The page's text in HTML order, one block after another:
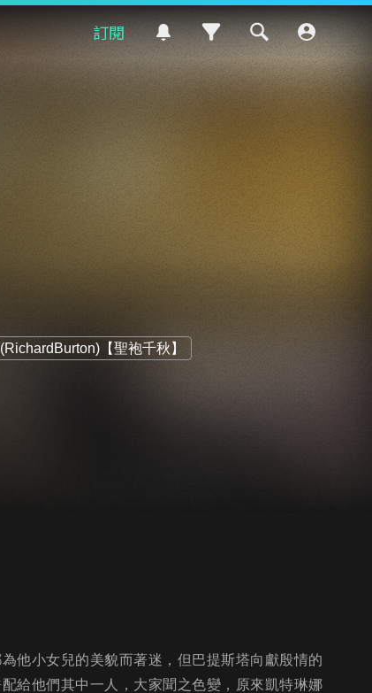
訂閱
【聖袍千秋】
他小女兒的美貌而著迷，但巴提斯塔向獻殷情的
給他們其中一人，大家聞之色變，原來凱特琳娜